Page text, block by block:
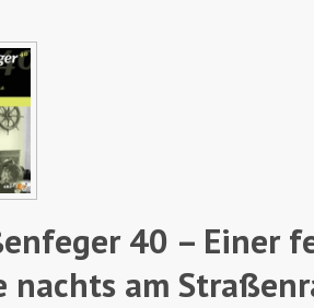
40 – Einer
nachts am